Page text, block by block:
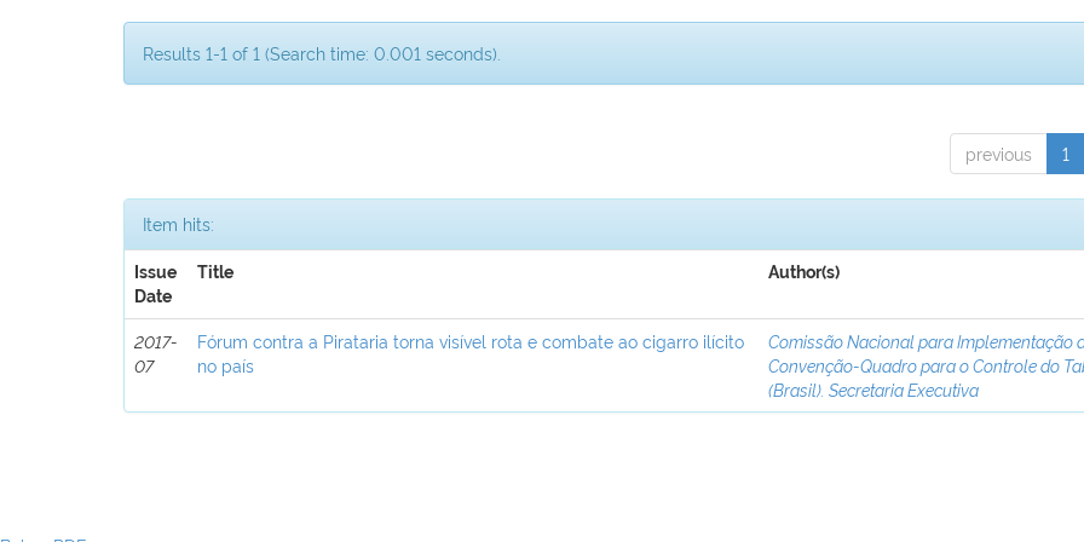
Results 1-1 of 1 (Search time: 0.001 seconds).
previous 1
Item hits:
Issue
Date
Title Author(s)
2017-
07
Fórum contra a Pirataria torna visível rota e combate ao cigarro ilícito
no país
Comissão Nacional para Implementação
Convenção-Quadro para o Controle do
(Brasil). Secretaria Executiva